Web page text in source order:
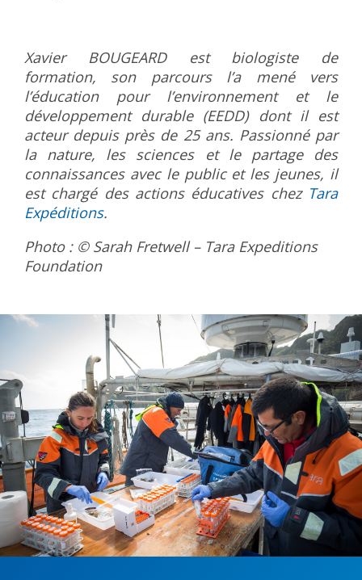
Xavier BOUGEARD est biologiste de
formation, son parcours l’a mené vers
l’éducation pour l’environnement et le
développement durable (EEDD) dont il est
acteur depuis près de 25 ans. Passionné par
la nature, les sciences et le partage des
connaissances avec le public et les jeunes, il
est chargé des actions éducatives chez Tara
Expéditions.
Photo : © Sarah Fretwell – Tara Expeditions
Foundation